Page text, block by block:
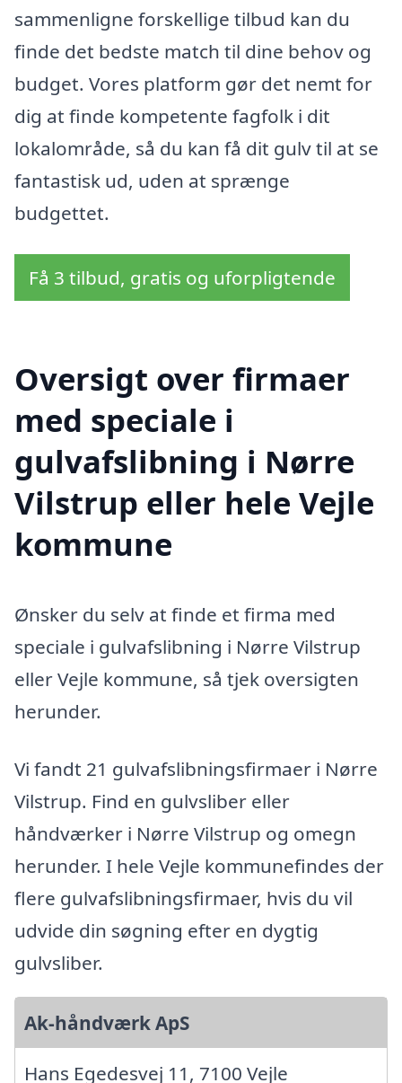
sammenligne forskellige tilbud kan du
finde det bedste match til dine behov og
budget. Vores platform gør det nemt for
dig at finde kompetente fagfolk i dit
lokalområde, så du kan få dit gulv til at se
fantastisk ud, uden at sprænge
budgettet.
Få 3 tilbud, gratis og uforpligtende
Oversigt over firmaer
med speciale i
gulvafslibning i Nørre
Vilstrup eller hele Vejle
kommune
Ønsker du selv at finde et firma med
speciale i gulvafslibning i Nørre Vilstrup
eller Vejle kommune, så tjek oversigten
herunder.
Vi fandt 21 gulvafslibningsfirmaer i Nørre
Vilstrup. Find en gulvsliber eller
håndværker i Nørre Vilstrup og omegn
herunder. I hele Vejle kommunefindes der
flere gulvafslibningsfirmaer, hvis du vil
udvide din søgning efter en dygtig
gulvsliber.
Ak-håndværk ApS
Hans Egedesvej 11, 7100 Vejle